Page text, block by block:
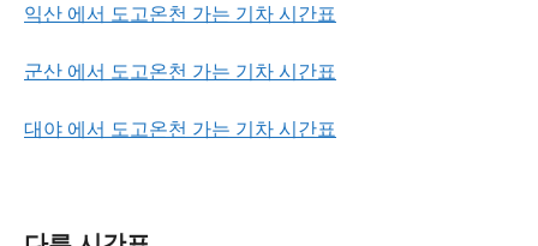
익산 에서 도고온천 가는 기차 시간표
군산 에서 도고온천 가는 기차 시간표
대야 에서 도고온천 가는 기차 시간표